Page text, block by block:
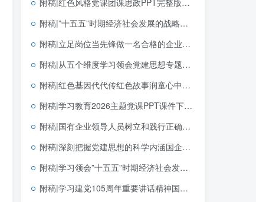
附稿|红色风格党课团课思政PPT完整版学习党建文选第一卷第二卷党建思想
附稿|”十五五”时期经济社会发展的战略任务和重大举措完整版党团思政宣讲PPT模板免费下载
附稿|立足岗位当先锋做一名合格的企业党员基层党支部简短党课PPT下载
附稿|从五个维度学习领会党建思想专题党课PPT课件完整版可下载
附稿|红色基因代代传红色故事润童心中小学生红色教育主题班会PPT模板
附稿|学习教育2026主题党课PPT课件下载以正确政绩观抓好抓实党的建设
附稿|国有企业领导人员树立和践行正确政绩观的内涵与实践路径学习教育党课ppt
附稿|深刻把握党建思想的科学内涵国企党支部党课PPT课件下载
附稿|学习领会”十五五”时期经济社会发展的指导思想重大原则和根本保证基层党课宣讲PPT下载
附稿|学习建党105周年重要讲话精神国企党支部党课PPT课件下载